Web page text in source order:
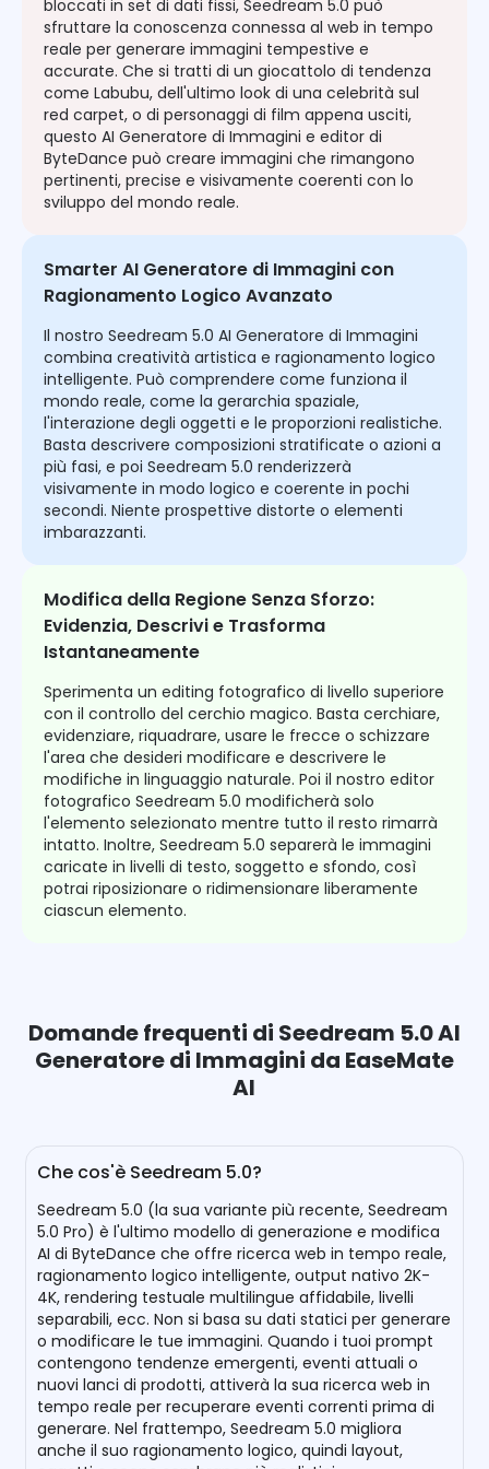
bloccati in set di dati fissi, Seedream 5.0 può
sfruttare la conoscenza connessa al web in tempo
reale per generare immagini tempestive e
accurate. Che si tratti di un giocattolo di tendenza
come Labubu, dell'ultimo look di una celebrità sul
red carpet, o di personaggi di film appena usciti,
questo AI Generatore di Immagini e editor di
ByteDance può creare immagini che rimangono
pertinenti, precise e visivamente coerenti con lo
sviluppo del mondo reale.
Smarter AI Generatore di Immagini con
Ragionamento Logico Avanzato
Il nostro Seedream 5.0 AI Generatore di Immagini
combina creatività artistica e ragionamento logico
intelligente. Può comprendere come funziona il
mondo reale, come la gerarchia spaziale,
l'interazione degli oggetti e le proporzioni realistiche.
Basta descrivere composizioni stratificate o azioni a
più fasi, e poi Seedream 5.0 renderizzerà
visivamente in modo logico e coerente in pochi
secondi. Niente prospettive distorte o elementi
imbarazzanti.
Modifica della Regione Senza Sforzo:
Evidenzia, Descrivi e Trasforma
Istantaneamente
Sperimenta un editing fotografico di livello superiore
con il controllo del cerchio magico. Basta cerchiare,
evidenziare, riquadrare, usare le frecce o schizzare
l'area che desideri modificare e descrivere le
modifiche in linguaggio naturale. Poi il nostro editor
fotografico Seedream 5.0 modificherà solo
l'elemento selezionato mentre tutto il resto rimarrà
intatto. Inoltre, Seedream 5.0 separerà le immagini
caricate in livelli di testo, soggetto e sfondo, così
potrai riposizionare o ridimensionare liberamente
ciascun elemento.
Domande frequenti di Seedream 5.0 AI
Generatore di Immagini da EaseMate
AI
Che cos'è Seedream 5.0?
Seedream 5.0 (la sua variante più recente, Seedream
5.0 Pro) è l'ultimo modello di generazione e modifica
AI di ByteDance che offre ricerca web in tempo reale,
ragionamento logico intelligente, output nativo 2K-
4K, rendering testuale multilingue affidabile, livelli
separabili, ecc. Non si basa su dati statici per generare
o modificare le tue immagini. Quando i tuoi prompt
contengono tendenze emergenti, eventi attuali o
nuovi lanci di prodotti, attiverà la sua ricerca web in
tempo reale per recuperare eventi correnti prima di
generare. Nel frattempo, Seedream 5.0 migliora
anche il suo ragionamento logico, quindi layout,